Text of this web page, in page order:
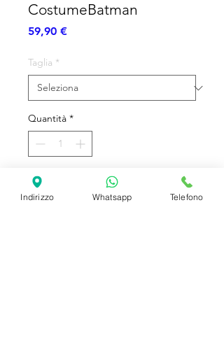
CostumeBatman
59,90 €Prezzo
Taglia *
Quantità *
Aggiungi al carrello
Indirizzo Whatsapp Telefono